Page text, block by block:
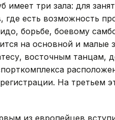
три зала: для
есть возможность
борьбе, боевому
на основной и малые
восточным танцам,
На третьем